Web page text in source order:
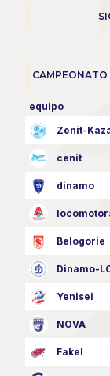
CAMPEONATO
equipo
Zenit-
cenit
dinamo
Belogorie
Dinamo-
Yenisei
NOVA
Fakel